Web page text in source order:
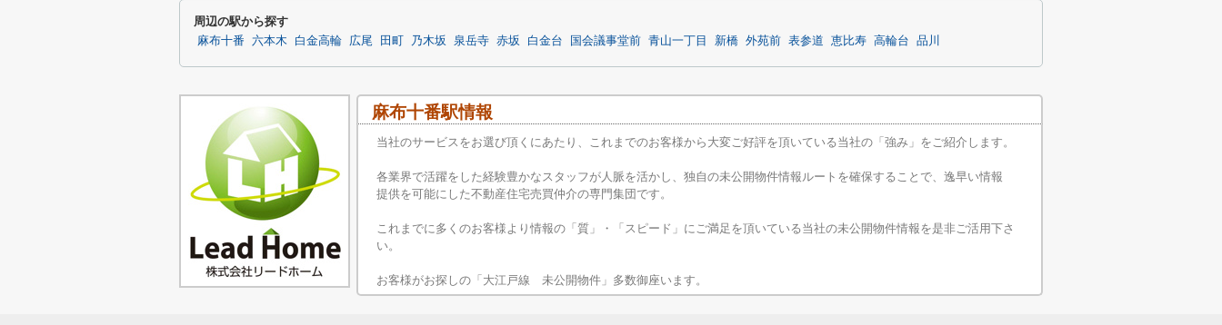
周辺の駅から探す
麻布十番 六本木 白金高輪 広尾 田町 乃木坂 泉岳寺 赤坂 白金台 国会議事堂前 青山一丁目 新橋 外苑前 表参道 恵比寿 高輪台 品川
麻布十番駅情報
当社のサービスをお選び頂くにあたり、これまでのお客様から大変ご好評を頂いている当社の「強み」をご紹介します。
各業界で活躍をした経験豊かなスタッフが人脈を活かし、独自の未公開物件情報ルートを確保することで、逸早い情報
提供を可能にした不動産住宅売買仲介の専門集団です。
これまでに多くのお客様より情報の「質」・「スピード」にご満足を頂いている当社の未公開物件情報を是非ご活用下さ
い。
お客様がお探しの「大江戸線 未公開物件」多数御座います。